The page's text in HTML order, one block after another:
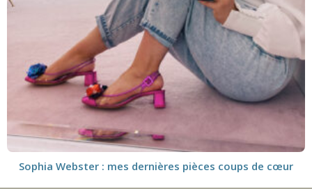
Sophia Webster : mes dernières pièces coups de cœur